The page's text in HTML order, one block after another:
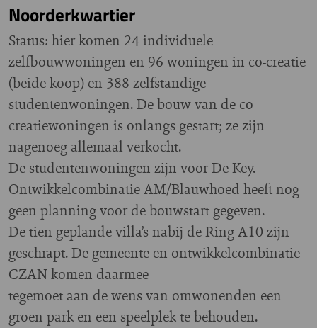
Noorderkwartier
Status: hier komen 24 individuele
zelfbouwwoningen en 96 woningen in co-creatie
(beide koop) en 388 zelfstandige
studentenwoningen. De bouw van de co-
creatiewoningen is onlangs gestart; ze zijn
nagenoeg allemaal verkocht.
De studentenwoningen zijn voor De Key.
Ontwikkelcombinatie AM/Blauwhoed heeft nog
geen planning voor de bouwstart gegeven.
De tien geplande villa’s nabij de Ring A10 zijn
geschrapt. De gemeente en ontwikkelcombinatie
CZAN komen daarmee
tegemoet aan de wens van omwonenden een
groen park en een speelplek te behouden.